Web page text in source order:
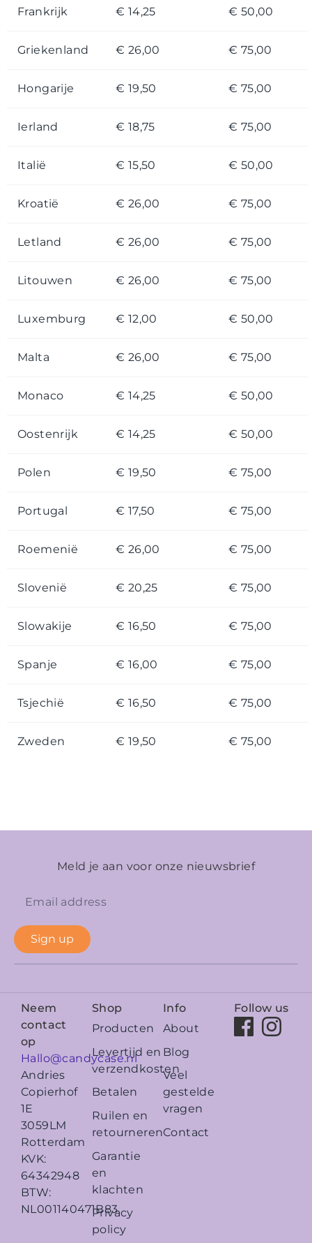
Frankrijk € 14,25 € 50,00
Griekenland € 26,00 € 75,00
Hongarije € 19,50 € 75,00
Ierland € 18,75 € 75,00
Italië € 15,50 € 50,00
Kroatië € 26,00 € 75,00
Letland € 26,00 € 75,00
Litouwen € 26,00 € 75,00
Luxemburg € 12,00 € 50,00
Malta € 26,00 € 75,00
Monaco € 14,25 € 50,00
Oostenrijk € 14,25 € 50,00
Polen € 19,50 € 75,00
Portugal € 17,50 € 75,00
Roemenië € 26,00 € 75,00
Slovenië € 20,25 € 75,00
Slowakije € 16,50 € 75,00
Spanje € 16,00 € 75,00
Tsjechië € 16,50 € 75,00
Zweden € 19,50 € 75,00
Meld je aan voor onze nieuwsbrief
Sign up
Neem
contact
op
Hallo@candycase.nl
Andries
Copierhof
1E
3059LM
Rotterdam
KVK:
64342948
BTW:
NL001140471B83
Shop
Producten
Levertijd en
verzendkosten
Betalen
Ruilen en
retourneren
Garantie
en
klachten
Privacy
policy
Info
About
Blog
Veel
gestelde
vragen
Contact
Follow us